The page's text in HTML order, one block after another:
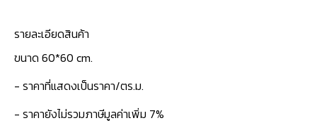
รายละเอียดสินค้า
ขนาด 60*60 cm.
- ราคาที่แสดงเป็นราคา/ตร.ม.
- ราคายังไม่รวมภาษีมูลค่าเพิ่ม 7%